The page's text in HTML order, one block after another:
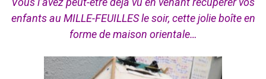
enfants au MILLE-FEUILLES le soir, cette jolie boîte en
forme de maison orientale…